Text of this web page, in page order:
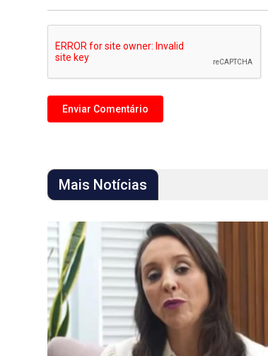
Mais Notícias